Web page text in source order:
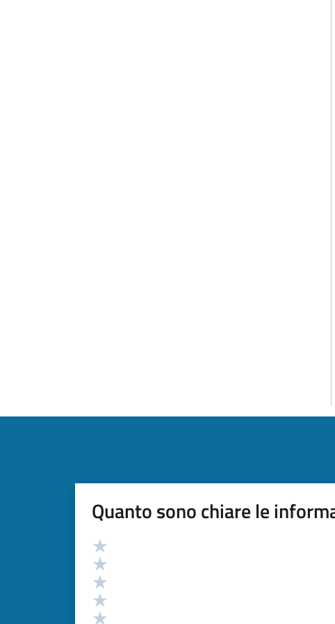
Quanto sono chiare le
Valutazione